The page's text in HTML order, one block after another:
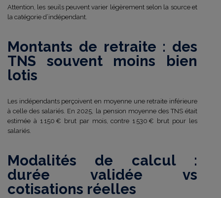
Attention, les seuils peuvent varier légèrement selon la source et
la catégorie d’indépendant.
Montants de retraite : des
TNS souvent moins bien
lotis
Les indépendants perçoivent en moyenne une retraite inférieure
à celle des salariés. En 2025, la pension moyenne des TNS était
estimée à 1 150 € brut par mois, contre 1 530 € brut pour les
salariés.
Modalités de calcul :
durée validée vs
cotisations réelles